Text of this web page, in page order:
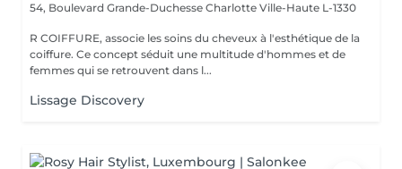
54, Boulevard Grande-Duchesse Charlotte Ville-Haute L-1330
R COIFFURE, associe les soins du cheveux à l'esthétique de la
coiffure. Ce concept séduit une multitude d'hommes et de
femmes qui se retrouvent dans l...
Lissage Discovery